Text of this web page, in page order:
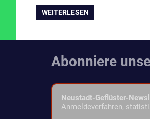
WEITERLESEN
Abonniere
Neustadt-Geflüster-
Anmeldeverfahren,